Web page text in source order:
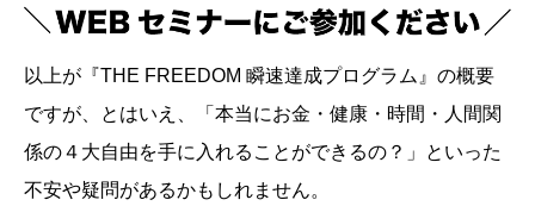
以上が『THE FREEDOM 瞬速達成プログラム』の概要
ですが、とはいえ、「本当にお金・健康・時間・人間関
係の４大自由を手に入れることができるの？」といった
不安や疑問があるかもしれません。